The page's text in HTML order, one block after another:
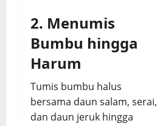
2. Menumis
Bumbu hingga
Harum
Tumis bumbu halus
bersama daun salam, serai,
dan daun jeruk hingga